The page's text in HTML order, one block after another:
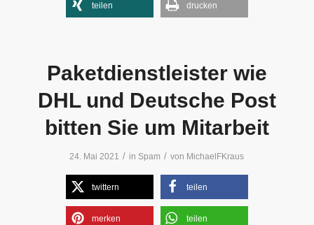
teilen drucken
Paketdienstleister wie
DHL und Deutsche Post
bitten Sie um Mitarbeit
24. Mai 2021 / in Spam / von MichaelFKraus
twittern teilen
merken teilen